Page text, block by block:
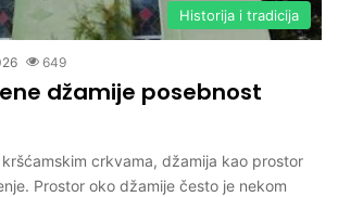
Historija i tradicija
649
džamije posebnost
crkvama, džamija kao prostor
Prostor oko džamije često je nekom